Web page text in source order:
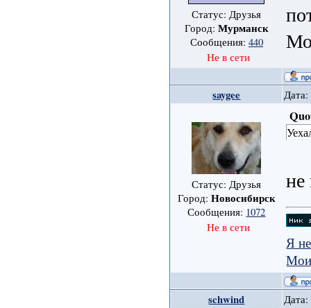
Статус: Друзья
Город: Мурманск
Сообщения: 440
Не в сети
saygee
Статус: Друзья
Город: Новосибирск
Сообщения: 1072
Не в сети
Я
schwind